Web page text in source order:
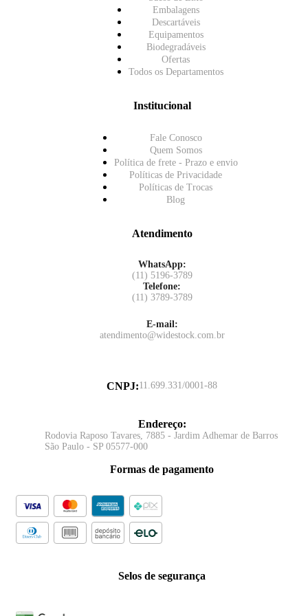
Embalagens
Descartáveis
Equipamentos
Biodegradáveis
Ofertas
Todos os Departamentos
Institucional
Fale Conosco
Quem Somos
Política de frete - Prazo e envio
Políticas de Privacidade
Políticas de Trocas
Blog
Atendimento
WhatsApp:
(11) 5196-3789
Telefone:
(11) 3789-3789
E-mail:
atendimento@widestock.com.br
CNPJ:11.699.331/0001-88
Endereço:
Rodovia Raposo Tavares, 7885 - Jardim Adhemar de Barros
São Paulo - SP 05577-000
Formas de pagamento
Selos de segurança